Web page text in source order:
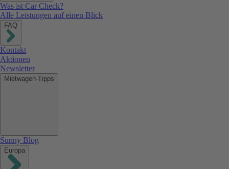
Was ist Car Check?
Alle Leistungen auf einen Blick
FAQ
Kontakt
Aktionen
Newsletter
Mietwagen-Tipps
Sunny Blog
Europa